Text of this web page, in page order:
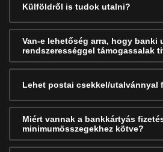
Külföldről is tudok utalni?
Van-e lehetőség arra, hogy banki
rendszerességgel támogassalak
Lehet postai csekkel/utalvánnyal
Miért vannak a bankkártyás
minimumösszegekhez kötve?